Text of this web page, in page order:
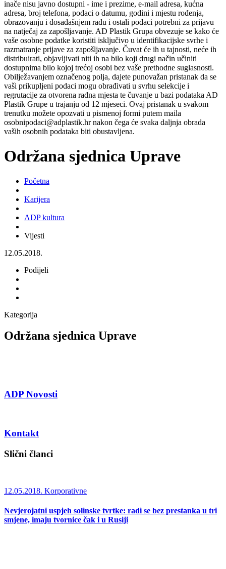
inače nisu javno dostupni - ime i prezime, e-mail adresa, kućna
adresa, broj telefona, podaci o datumu, godini i mjestu rođenja,
obrazovanju i dosadašnjem radu i ostali podaci potrebni za prijavu
na natječaj za zapošljavanje. AD Plastik Grupa obvezuje se kako će
vaše osobne podatke koristiti isključivo u identifikacijske svrhe i
razmatranje prijave za zapošljavanje. Čuvat će ih u tajnosti, neće ih
distribuirati, objavljivati niti ih na bilo koji drugi način učiniti
dostupnima bilo kojoj trećoj osobi bez vaše prethodne suglasnosti.
Obilježavanjem označenog polja, dajete punovažan pristanak da se
vaši prikupljeni podaci mogu obrađivati u svrhu selekcije i
regrutacije za otvorena radna mjesta te čuvanje u bazi podataka AD
Plastik Grupe u trajanju od 12 mjeseci. Ovaj pristanak u svakom
trenutku možete opozvati u pismenoj formi putem maila
osobnipodaci@adplastik.hr nakon čega će svaka daljnja obrada
vaših osobnih podataka biti obustavljena.
Održana sjednica Uprave
Početna
Karijera
ADP kultura
Vijesti
12.05.2018.
Podijeli
Kategorija
Održana sjednica Uprave
ADP Novosti
Kontakt
Slični članci
12.05.2018. Korporativne
Nevjerojatni uspjeh solinske tvrtke: radi se bez prestanka u tri
smjene, imaju tvornice čak i u Rusiji